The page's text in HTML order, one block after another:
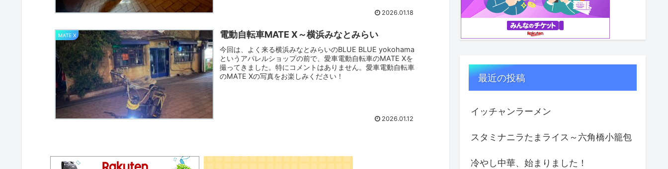
2026.01.18
MATE X 電動自転車MATE X～横浜みなとみらい
今回は、よく来る横浜みなとみらいのBLUE BLUE yokohama
というアパレルショップの前で、愛車電動自転車のMATE Xを
撮ってきました。特にコメントはありません。愛車電動自転車
のMATE Xの写真をお楽しみください！
2026.01.12
最近の投稿
イッチャンラーメン
スタミナニラたまライス～六角橋小籠包
冷やし中華、始まりました！